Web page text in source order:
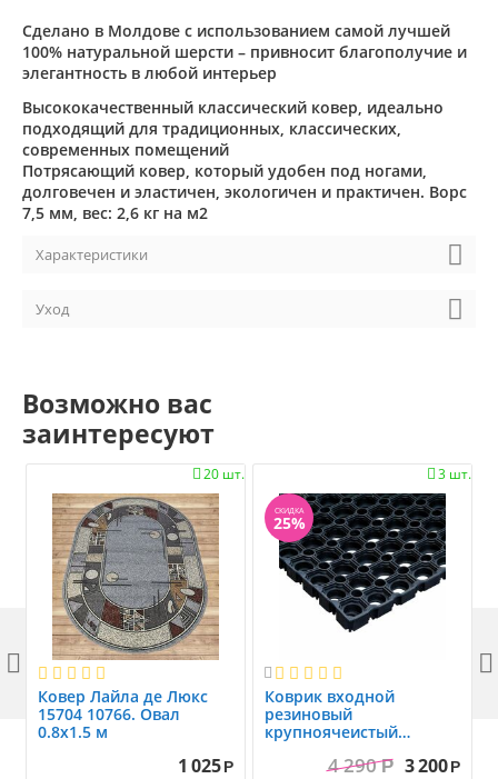
Сделано в Молдове с использованием самой лучшей
100% натуральной шерсти – привносит благополучие и
элегантность в любой интерьер
Высококачественный классический ковер, идеально
подходящий для традиционных, классических,
современных помещений
Потрясающий ковер, который удобен под ногами,
долговечен и эластичен, экологичен и практичен. Ворс
7,5 мм, вес: 2,6 кг на м2
Характеристики
Уход
Возможно вас
заинтересуют
20 шт.

Ковер Лайла де Люкс
15704 10766. Овал
0.8x1.5 м
1 025 Р
3 шт.

СКИДКА
25%

Коврик вxодной
резиновый
крупноячеистый
1.0x1.5 м4 290 Р 3 200 Р
 